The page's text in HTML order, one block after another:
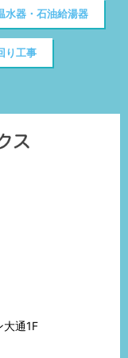
水器・石油給湯器
り工事
大通1F